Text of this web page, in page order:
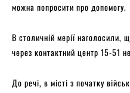
можна попросити про допомогу.
В столичній мерії наголосили,
через контактний центр 15-51
До речі, в місті з початку